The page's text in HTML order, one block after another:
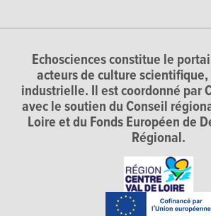
Echosciences constitue le
acteurs de culture
industrielle. Il est coordonné par
avec le soutien du Conseil
Loire et du Fonds Européen de
Régional.